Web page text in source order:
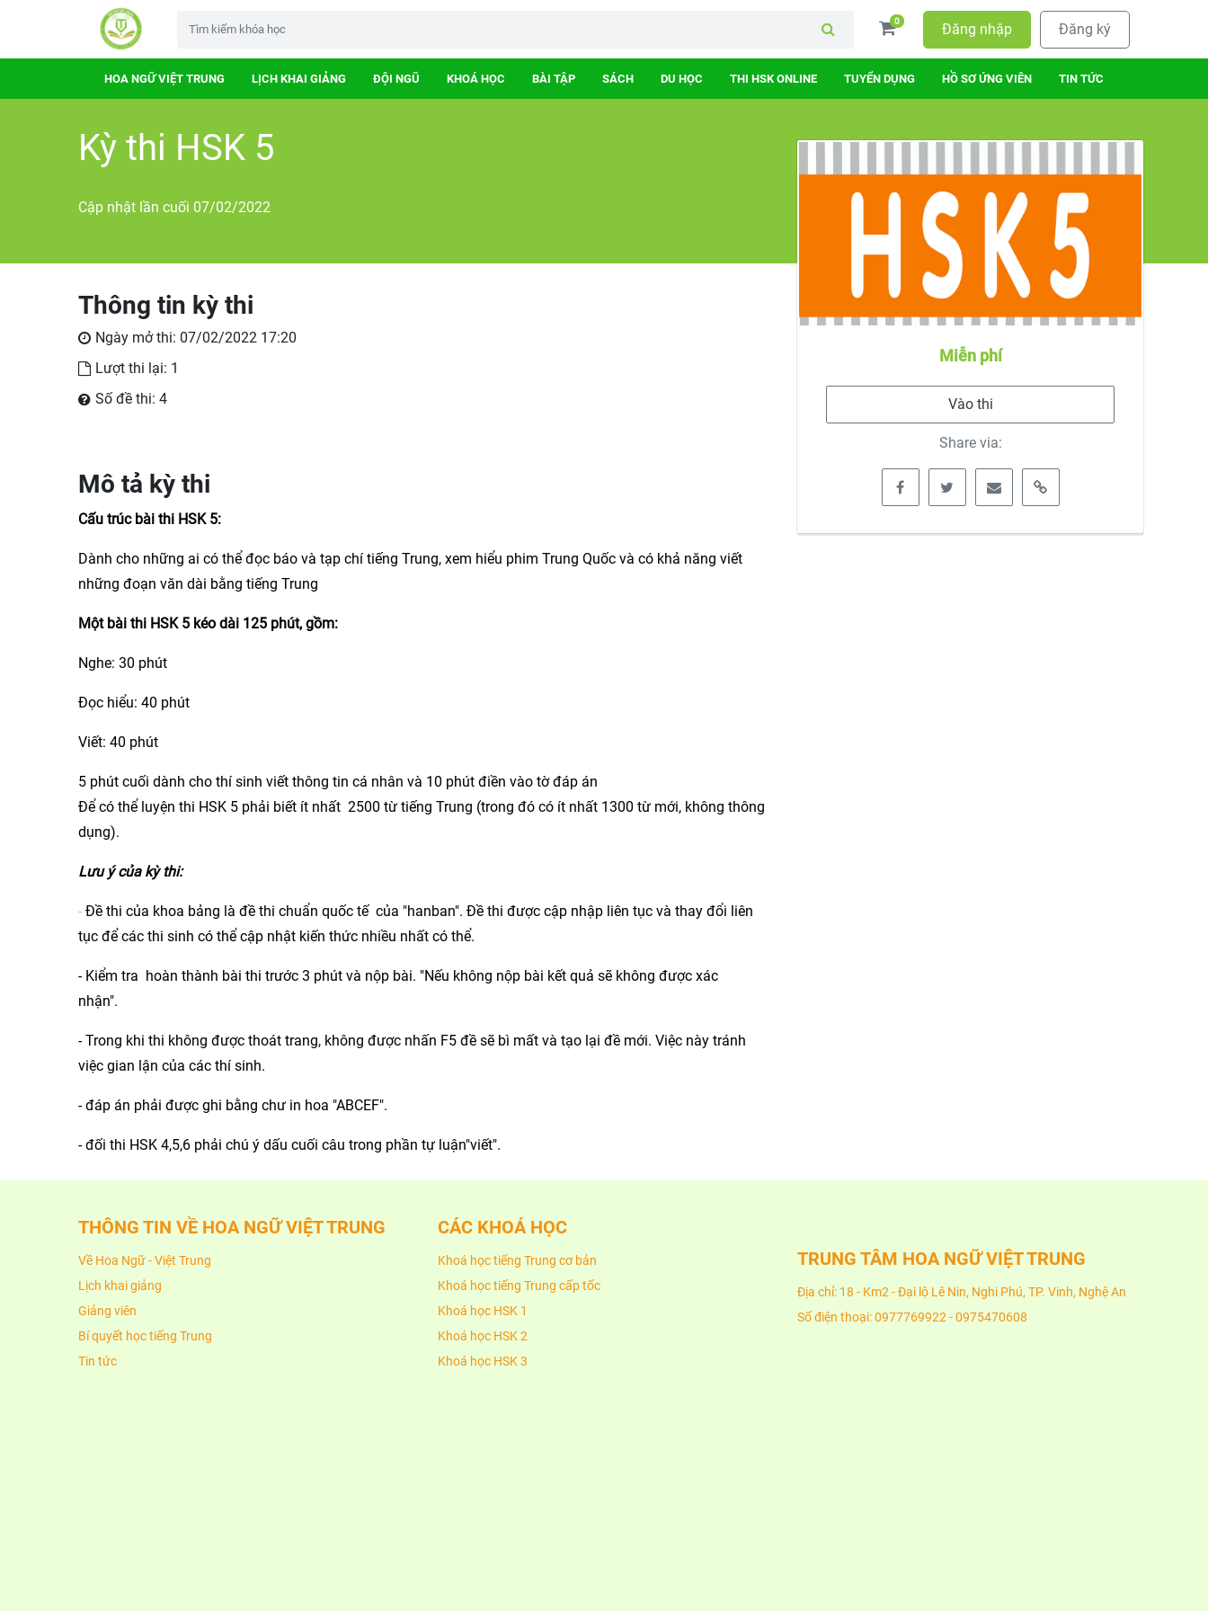
0 Đăng nhập Đăng ký
HOA NGỮ VIỆT TRUNG LỊCH KHAI GIẢNG ĐỘI NGŨ KHOÁ HỌC BÀI TẬP SÁCH DU HỌC THI HSK ONLINE TUYỂN DỤNG HỒ SƠ ỨNG VIÊN TIN TỨC
Kỳ thi HSK 5
Cập nhật lần cuối 07/02/2022
Miễn phí
Vào thi
Share via:
Thông tin kỳ thi
Ngày mở thi: 07/02/2022 17:20
Lượt thi lại: 1
Số đề thi: 4
Mô tả kỳ thi
Cấu trúc bài thi HSK 5:
Dành cho những ai có thể đọc báo và tạp chí tiếng Trung, xem hiểu phim Trung Quốc và có khả năng viết
những đoạn văn dài bằng tiếng Trung
Một bài thi HSK 5 kéo dài 125 phút, gồm:
Nghe: 30 phút
Đọc hiểu: 40 phút
Viết: 40 phút
5 phút cuối dành cho thí sinh viết thông tin cá nhân và 10 phút điền vào tờ đáp án
Để có thể luyện thi HSK 5 phải biết ít nhất 2500 từ tiếng Trung (trong đó có ít nhất 1300 từ mới, không thông
dụng).
Lưu ý của kỳ thi:
- Đề thi của khoa bảng là đề thi chuẩn quốc tế của "hanban". Đề thi được cập nhập liên tục và thay đổi liên
tục để các thi sinh có thể cập nhật kiến thức nhiều nhất có thể.
- Kiểm tra hoàn thành bài thi trước 3 phút và nộp bài. "Nếu không nộp bài kết quả sẽ không được xác
nhận".
- Trong khi thi không được thoát trang, không được nhấn F5 đề sẽ bì mất và tạo lại đề mới. Việc này tránh
việc gian lận của các thí sinh.
- đáp án phải được ghi bằng chư in hoa "ABCEF".
- đối thi HSK 4,5,6 phải chú ý dấu cuối câu trong phần tự luận"viết".
THÔNG TIN VỀ HOA NGỮ VIỆT TRUNG
Về Hoa Ngữ - Việt Trung
Lịch khai giảng
Giảng viên
Bí quyết học tiếng Trung
Tin tức
CÁC KHOÁ HỌC
Khoá học tiếng Trung cơ bản
Khoá học tiếng Trung cấp tốc
Khoá học HSK 1
Khoá học HSK 2
Khoá học HSK 3
TRUNG TÂM HOA NGỮ VIỆT TRUNG
Địa chỉ: 18 - Km2 - Đại lộ Lê Nin, Nghi Phú, TP. Vinh, Nghệ An
Số điện thoại: 0977769922 - 0975470608